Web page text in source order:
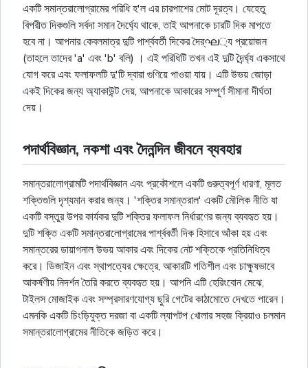
একটি সমান্তরালোগ্রামের পরিধি হ'ল এর চারপাশের মোট দূরত্ব। যেহেতু
বিপরীত দিকগুলি সর্বদা সমান দৈর্ঘ্যে থাকে, তাই আপনাকে চারটি দিক মাপতে
হবে না। আপনার কেবলমাত্র দুটি পার্শ্ববর্তী দিকের দৈর্ഘ্য প্রয়োজন
(তাহলে তাদের 'a' এবং 'b' বলি) । এই পরিধিটি তখন এই দুটি দৈর্র্ঘ্য একসাথে
যোগ করে এবং ফলাফলটি দু'টি দ্বারা গুণিয়ে পাওয়া যায়। এটি উভয় জোড়া
একই দিকের জন্য অ্যাকাউন্ট দেয়, আপনাকে আকারের সম্পূর্ণ সীমানা দীর্ঘতা
দেয়।
পদার্থবিজ্ঞান, নকশা এবং দৈনন্দিন জীবনে ব্যবহার
সমান্তরালোগ্রামটি পদার্থবিজ্ঞান এবং প্রকৌশলে একটি গুরুত্বপূর্ণ ধারণা, মূলত
শক্তিগুলি দৃশ্যমান করার জন্য। 'শক্তির সমান্তরাল' একটি মৌলিক নীতি যা
একটি বস্তুর উপর কার্যকর দুটি শক্তির ফলাফল নির্ধারণের জন্য ব্যবহৃত হয়।
দুটি শক্তি একটি সমান্তরালোগ্রামের পার্শ্ববর্তী দিক হিসাবে আঁকা হয় এবং
সমান্তরের ডায়াগনাল উভয় আকার এবং দিকের নেট শক্তিকে প্রতিনিধিত্ব
করে। ডিজাইন এবং স্থাপত্যের ক্ষেত্রে, আকারটি গতিশীল এবং চাক্ষুষভাবে
আকর্ষণীয় নিদর্শন তৈরি করতে ব্যবহৃত হয়। আপনি এটি হেরিংবোন মেঝে,
টাইলস মোজাইক এবং সম্প্রসারণযোগ্য ছুরি গেটের কাঠামোতে দেখতে পারেন।
এমনকি একটি চিংড়িযুক্ত দরজা বা একটি ল্যাপটপ খোলার সহজ ক্রিয়াও চলমান
সমান্তরালোগ্রামের নীতিকে জড়িত করে।